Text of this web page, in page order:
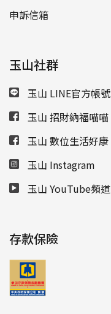
申訴信箱
玉山社群
玉山 LINE官方帳號
玉山 招財納福喵喵
玉山 數位生活好康
玉山 Instagram
玉山 YouTube頻道
存款保險